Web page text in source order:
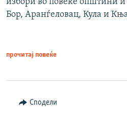
Бор, Аранѓеловац, Кула и
прочитај повеќе
Сподели